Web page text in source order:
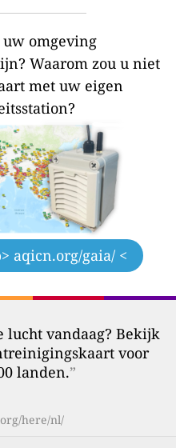
omgeving
Waarom zou u niet
met uw eigen
> aqicn.org/gaia/ <
lucht vandaag? Bekijk
voor
landen.”
here/nl/